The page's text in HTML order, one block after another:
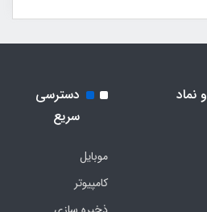
نماد
دسترسی
سریع
موبایل
کامپیوتر